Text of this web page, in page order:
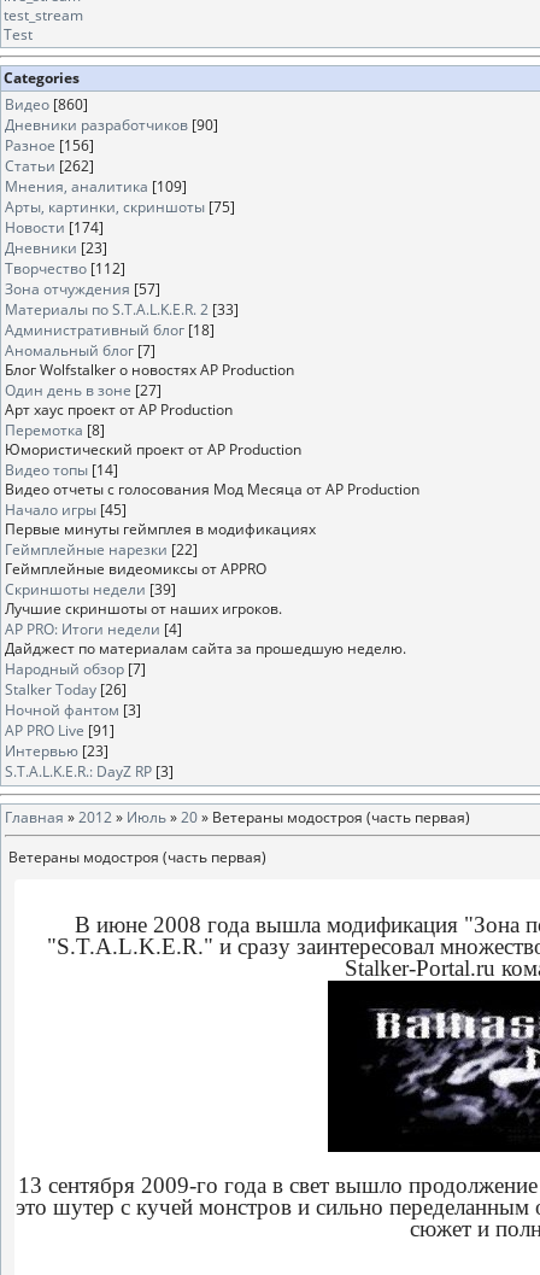
test_stream
Test
Categories
Видео [860]
Дневники разработчиков [90]
Разное [156]
Статьи [262]
Мнения, аналитика [109]
Арты, картинки, скриншоты [75]
Новости [174]
Дневники [23]
Творчество [112]
Зона отчуждения [57]
Материалы по S.T.A.L.K.E.R. 2 [33]
Административный блог [18]
Аномальный блог [7]
Блог Wolfstalker о новостях AP Production
Один день в зоне [27]
Арт хаус проект от AP Production
Перемотка [8]
Юмористический проект от AP Production
Видео топы [14]
Видео отчеты с голосования Мод Месяца от AP Production
Начало игры [45]
Первые минуты геймплея в модификациях
Геймплейные нарезки [22]
Геймплейные видеомиксы от APPRO
Скриншоты недели [39]
Лучшие скриншоты от наших игроков.
AP PRO: Итоги недели [4]
Дайджест по материалам сайта за прошедшую неделю.
Народный обзор [7]
Stalker Today [26]
Ночной фантом [3]
AP PRO Live [91]
Интервью [23]
S.T.A.L.K.E.R.: DayZ RP [3]
Главная »2012» Июль»20» Ветераны модостроя (часть первая)
Ветераны модостроя (часть первая)
В июне 2008 года вышла модификация "Зона
"S.T.A.L.K.E.R." и сразу заинтересовал
Stalker-Portal.ru
13 сентября 2009-го года в свет вышло
это шутер с кучей монстров и сильно
сюжет и